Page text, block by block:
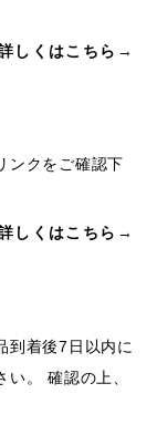
しくはこちら→
ンクをご確認下
しくはこちら→
到着後7日以内に
。 確認の上、